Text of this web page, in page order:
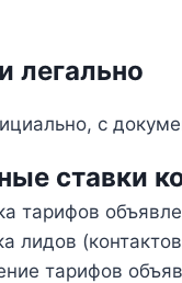
легально
с
ставки
тарифов
лидов
тарифов